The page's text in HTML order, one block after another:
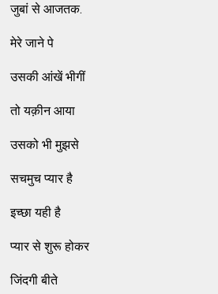
जुबां से आजतक.
मेरे जाने पे
उसकी आंखें भीगीं
तो यक़ीन आया
उसको भी मुझसे
सचमुच प्यार है
इच्छा यही है
प्यार से शुरू होकर
जिंदगी बीते